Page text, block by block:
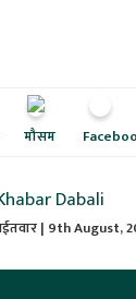
मौसम
| 9th August,